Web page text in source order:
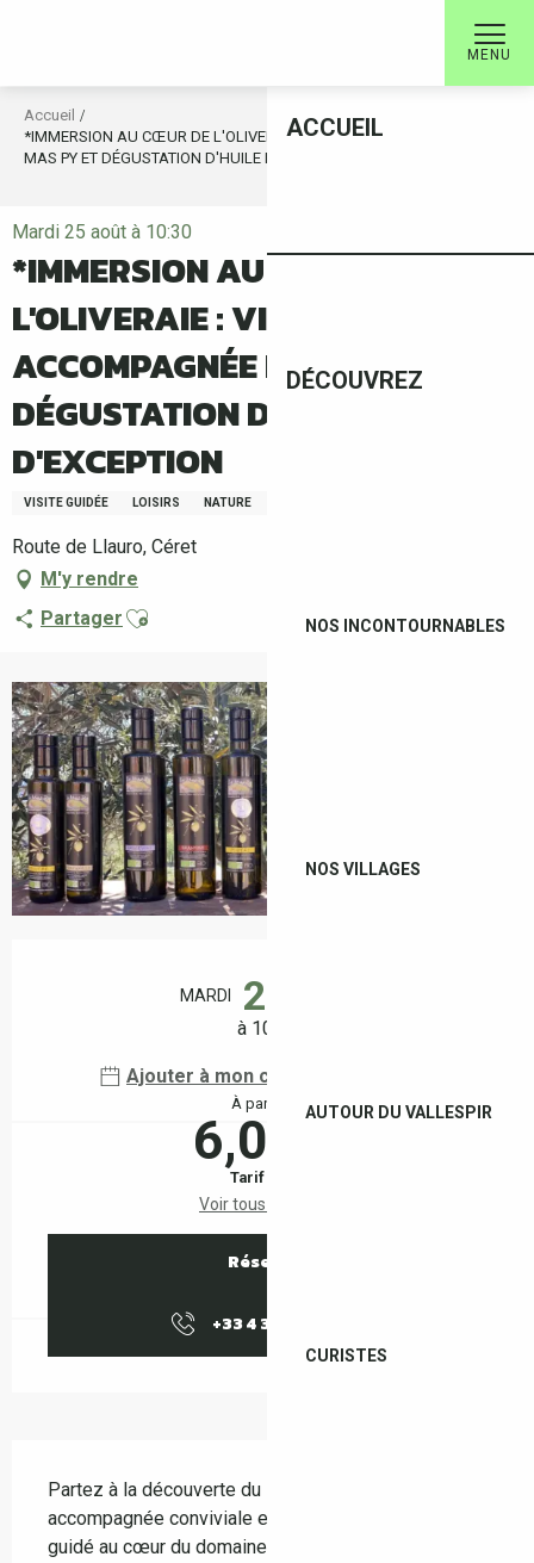
MENU
ACCUEIL
DÉCOUVREZ
NOS INCONTOURNABLES
NOS VILLAGES
AUTOUR DU VALLESPIR
CURISTES
Accueil
*IMMERSION AU CŒUR DE L'OLIVERAIE : VISITE ACCOMPAGNÉE DU
MAS PY ET DÉGUSTATION D'HUILE D'OLIVE D'EXCEPTION
Mardi 25 août à 10:30
*IMMERSION AU CŒUR DE
L'OLIVERAIE : VISITE
ACCOMPAGNÉE DU MAS PY ET
DÉGUSTATION D'HUILE D'OLIVE
D'EXCEPTION
VISITE GUIDÉE LOISIRS NATURE
Route de Llauro, Céret
M'y rendre
Partager Ajouter aux favoris
MARDI 25
à 10:30
Ajouter à mon calendrier Google
À partir de
6,00 €
Tarif plein
Voir tous les tarifs
Réserver
+33 4 38 37 50
Partez à la découverte du Mas Py lors d’une visite
accompagnée conviviale et authentique. Vous serez
guidé au cœur du domaine pour comprendre les